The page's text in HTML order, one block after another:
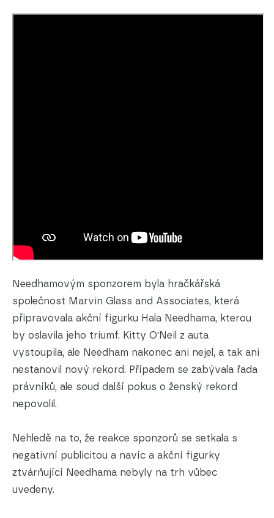
Needhamovým sponzorem byla hračkářská
společnost Marvin Glass and Associates, která
připravovala akční figurku Hala Needhama, kterou
by oslavila jeho triumf. Kitty O'Neil z auta
vystoupila, ale Needham nakonec ani nejel, a tak ani
nestanovil nový rekord. Případem se zabývala řada
právníků, ale soud další pokus o ženský rekord
nepovolil.
Nehledě na to, že reakce sponzorů se setkala s
negativní publicitou a navíc a akční figurky
ztvárňující Needhama nebyly na trh vůbec
uvedeny.